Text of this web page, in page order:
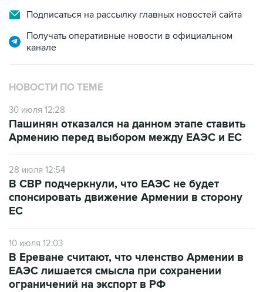
Подписаться на рассылку главных новостей сайта
Получать оперативные новости в официальном
канале
НОВОСТИ ПО ТЕМЕ
30 июля 12:28
Пашинян отказался на данном этапе ставить
Армению перед выбором между ЕАЭС и ЕС
28 июля 12:54
В СВР подчеркнули, что ЕАЭС не будет
спонсировать движение Армении в сторону
ЕС
10 июля 12:03
В Ереване считают, что членство Армении в
ЕАЭС лишается смысла при сохранении
ограничений на экспорт в РФ